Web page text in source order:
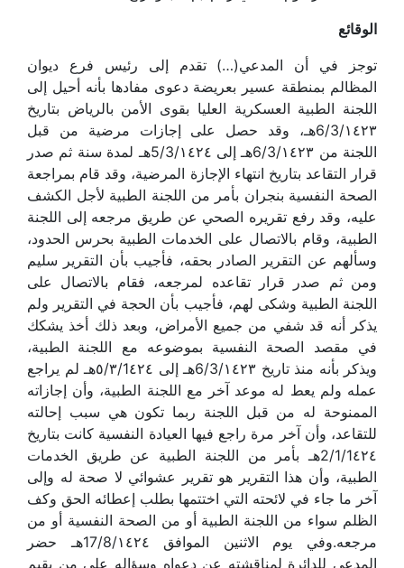
الوقائع
توجز في أن المدعي(…) تقدم إلى رئيس فرع ديوان
المظالم بمنطقة عسير بعريضة دعوى مفادها بأنه أحيل إلى
اللجنة الطبية العسكرية العليا بقوى الأمن بالرياض بتاريخ
6/3/١٤٢٣هـ، وقد حصل على إجازات مرضية من قبل
اللجنة من 6/3/١٤٢٣هـ إلى 5/3/١٤٢٤هـ لمدة سنة ثم صدر
قرار التقاعد بتاريخ انتهاء الإجازة المرضية، وقد قام بمراجعة
الصحة النفسية بنجران بأمر من اللجنة الطبية لأجل الكشف
عليه، وقد رفع تقريره الصحي عن طريق مرجعه إلى اللجنة
الطبية، وقام بالاتصال على الخدمات الطبية بحرس الحدود،
وسألهم عن التقرير الصادر بحقه، فأجيب بأن التقرير سليم
ومن ثم صدر قرار تقاعده لمرجعه، فقام بالاتصال على
اللجنة الطبية وشكى لهم، فأجيب بأن الحجة في التقرير ولم
يذكر أنه قد شفي من جميع الأمراض، وبعد ذلك أخذ يشكك
في مقصد الصحة النفسية بموضوعه مع اللجنة الطبية،
ويذكر بأنه منذ تاريخ 6/3/١٤٢٣هـ إلى ٥/٣/1٤٢٤هـ لم يراجع
عمله ولم يعط له موعد آخر مع اللجنة الطبية، وأن إجازاته
الممنوحة له من قبل اللجنة ربما تكون هي سبب إحالته
للتقاعد، وأن آخر مرة راجع فيها العيادة النفسية كانت بتاريخ
2/1/1٤٢٤هـ بأمر من اللجنة الطبية عن طريق الخدمات
الطبية، وأن هذا التقرير هو تقرير عشوائي لا صحة له وإلى
آخر ما جاء في لائحته التي اختتمها بطلب إعطائه الحق وكف
الظلم سواء من اللجنة الطبية أو من الصحة النفسية أو من
مرجعه.وفي يوم الاثنين الموافق 17/8/١٤٢٤هـ حضر
المدعي للدائرة لمناقشته عن دعواه وسؤاله على من يقيم